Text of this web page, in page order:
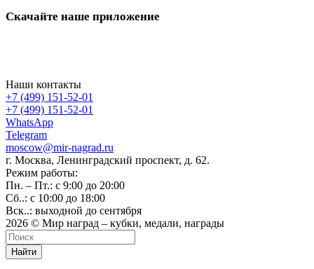
Скачайте наше приложение
Наши контакты
+7 (499) 151-52-01
+7 (499) 151-52-01
WhatsApp
Telegram
moscow@mir-nagrad.ru
г. Москва, Ленинградский проспект, д. 62.
Режим работы:
Пн. – Пт.: с 9:00 до 20:00
Сб..: с 10:00 до 18:00
Вск..: выходной до сентября
2026 © Мир наград – кубки, медали, награды
Найти